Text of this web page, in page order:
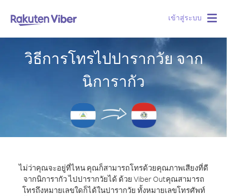
เข้าสู่ระบบ
วิธีการโทรไปปารากวัย จาก
นิการากัว
ไม่ว่าคุณจะอยู่ที่ไหน คุณก็สามารถโทรด้วยคุณภาพเสียงที่ดี
จากนิการากัว ไปปารากวัยได้ ด้วย Viber Outคุณสามารถ
โทรถึงหมายเลขใดก็ได้ในปารากวัย ทั้งหมายเลขโทรศัพท์